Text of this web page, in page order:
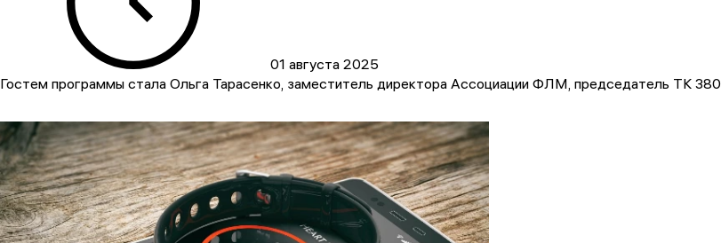
01 августа 2025
Гостем программы стала Ольга Тарасенко, заместитель директора Ассоциации ФЛМ, председатель ТК 380